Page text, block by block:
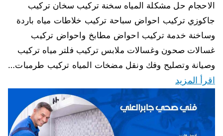
الاحجام حل مشكلة المياه سخنة تركيب سخان تركيب
جاكوزي تركيب احواض سباحة تركيب خلاطات مياه باردة
وساخنة خدمة تركيب احواض مطابخ واحواض تركيب
غسالات صحون وغسالات ملابس تركيب فلتر مياه تركيب
وصيانة وتصليح وفك ونقل مضخات المياه تركيب طرمبات…
اقرأ المزيد